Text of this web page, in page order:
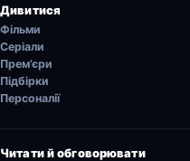
Дивитися
Фільми
Серіали
Прем’єри
Підбірки
Персоналії
Читати й обговорювати